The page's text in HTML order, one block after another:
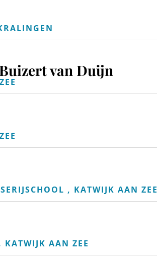
van Duijn
, KATWIJK AAN ZEE
KATWIJK AAN ZEE